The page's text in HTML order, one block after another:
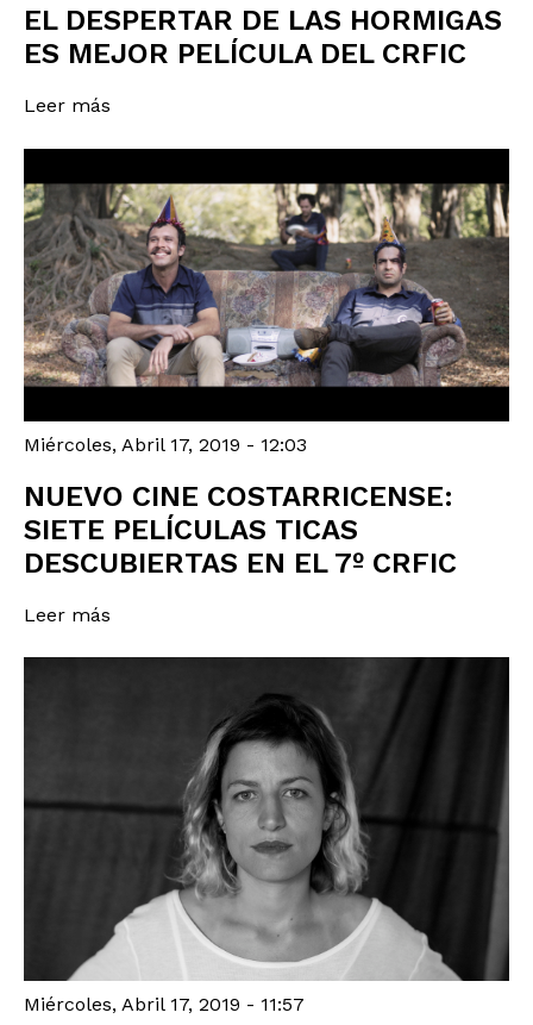
EL DESPERTAR DE LAS HORMIGAS
ES MEJOR PELÍCULA DEL CRFIC
Leer más
Miércoles, Abril 17, 2019 - 12:03
NUEVO CINE COSTARRICENSE:
SIETE PELÍCULAS TICAS
DESCUBIERTAS EN EL 7º CRFIC
Leer más
Miércoles, Abril 17, 2019 - 11:57